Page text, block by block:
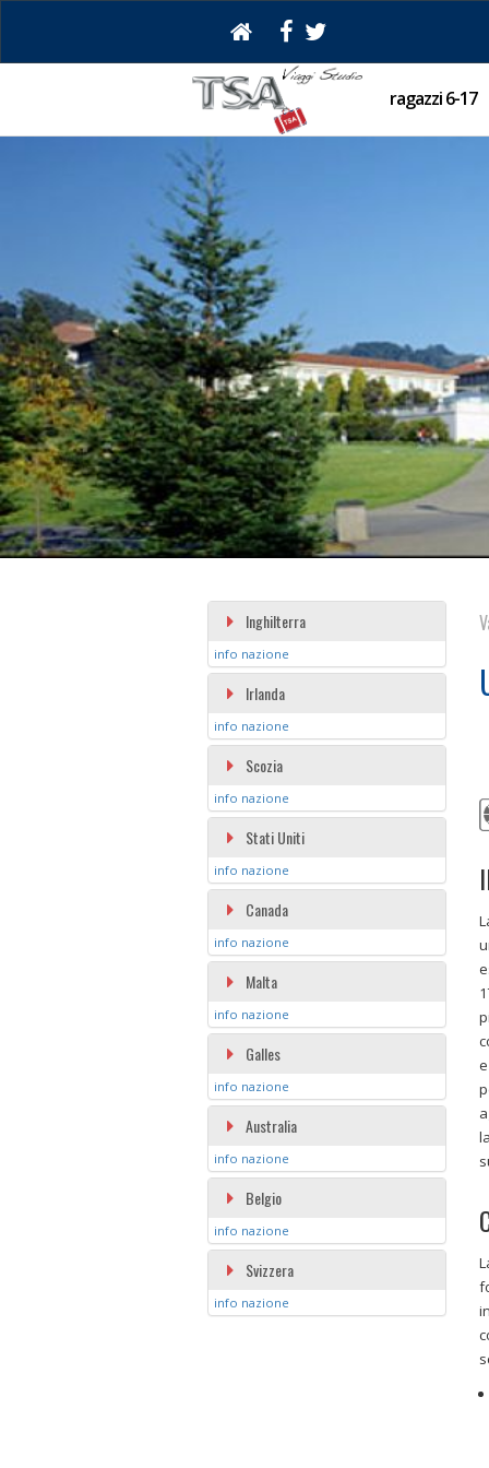
ragazzi 6-17
Inghilterra
info nazione
Irlanda
info nazione
Scozia
info nazione
Stati Uniti
info nazione
Canada
info nazione
Malta
info nazione
Galles
info nazione
Australia
info nazione
Belgio
info nazione
Svizzera
info nazione